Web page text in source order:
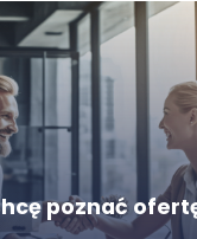
poznać